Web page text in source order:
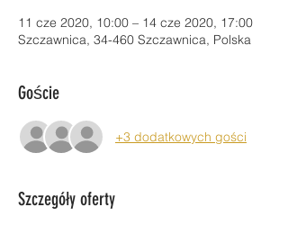
11 cze 2020, 10:00 – 14 cze 2020, 17:00
Szczawnica, 34-460 Szczawnica, Polska
Goście
+3 dodatkowych gości
Szczegóły oferty